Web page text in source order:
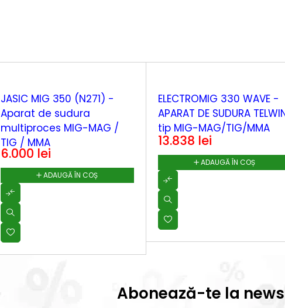
JASIC MIG 350 (N271) -
Aparat de sudura
multiproces MIG-MAG /
TIG / MMA
6.000 lei
ADAUGĂ ÎN COȘ
ELECTROMIG 330 WAVE -
APARAT DE SUDURA
tip MIG-MAG/TIG/MMA
13.838 lei
ADAUGĂ ÎN COȘ
Abonează-te la